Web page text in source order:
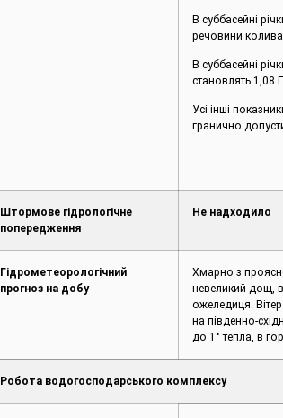
В суббасейні
речовини
В суббасейні
становлять 1,08
Усі інші
гранично
Штормове гідрологічне
попередження
Не надходило
Гідрометеорологічний
прогноз на добу
Хмарно з
невеликий дощ,
ожеледиця.
на південно-
до 1° тепла, в
Робота водогосподарського комплексу